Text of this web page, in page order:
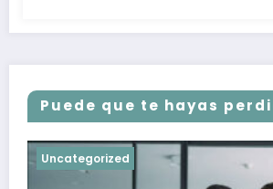
Puede que te hayas
Uncategorized